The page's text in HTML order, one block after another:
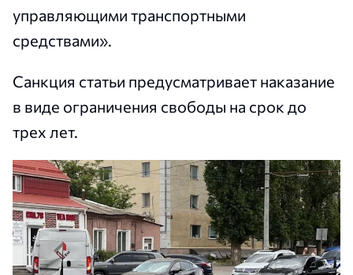
управляющими транспортными
средствами».
Санкция статьи предусматривает наказание
в виде ограничения свободы на срок до
трех лет.